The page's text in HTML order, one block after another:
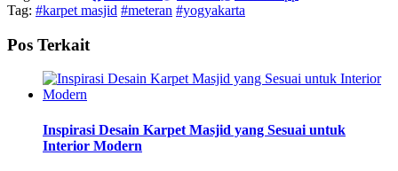
Tag: #karpet masjid #meteran #yogyakarta
Pos Terkait
Inspirasi Desain Karpet Masjid yang Sesuai untuk
Interior Modern